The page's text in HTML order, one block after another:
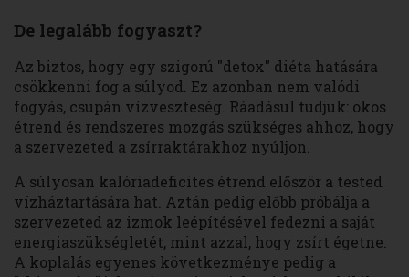
De legalább fogyaszt?
Az biztos, hogy egy szigorú "detox" diéta hatására
csökkenni fog a súlyod. Ez azonban nem valódi
fogyás, csupán vízveszteség. Ráadásul tudjuk: okos
étrend és rendszeres mozgás szükséges ahhoz, hogy
a szervezeted a zsírraktárakhoz nyúljon.
A súlyosan kalóriadeficites étrend először a tested
vízháztartására hat. Aztán pedig előbb próbálja a
szervezeted az izmok leépítésével fedezni a saját
energiaszükségletét, mint azzal, hogy zsírt égetne.
A koplalás egyenes következménye pedig a